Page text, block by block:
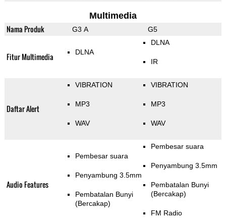
Multimedia
Nama Produk G3 A G5
Fitur Multimedia DLNA
DLNA
IR
Daftar Alert
VIBRATION
MP3
WAV
VIBRATION
MP3
WAV
Audio Features
Pembesar suara
Penyambung 3.5mm
Pembatalan Bunyi
(Bercakap)
Pembesar suara
Penyambung 3.5mm
Pembatalan Bunyi
(Bercakap)
FM Radio